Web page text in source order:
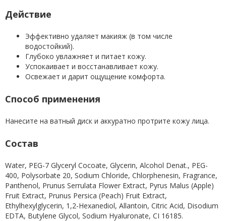
Действие
Эффективно удаляет макияж (в том числе
водостойкий).
Глубоко увлажняет и питает кожу.
Успокаивает и восстанавливает кожу.
Освежает и дарит ощущение комфорта.
Способ применения
Нанесите на ватный диск и аккуратно протрите кожу лица.
Состав
Water, PEG-7 Glyceryl Cocoate, Glycerin, Alcohol Denat., PEG-
400, Polysorbate 20, Sodium Chloride, Chlorphenesin, Fragrance,
Panthenol, Prunus Serrulata Flower Extract, Pyrus Malus (Apple)
Fruit Extract, Prunus Persica (Peach) Fruit Extract,
Ethylhexylglycerin, 1,2-Hexanediol, Allantoin, Citric Acid, Disodium
EDTA, Butylene Glycol, Sodium Hyaluronate, CI 16185.